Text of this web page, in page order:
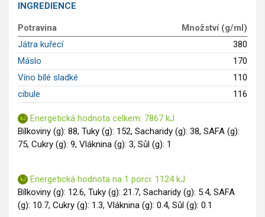
Dětské recepty
GLP-1 recepty
INGREDIENCE
Potravina
Množství (g/ml)
Játra kuřecí
380
Máslo
170
Víno bílé sladké
110
cibule
116
Energetická hodnota celkem: 7867 kJ
Bílkoviny (g): 88, Tuky (g): 152, Sacharidy (g): 38, SAFA (g):
75, Cukry (g): 9, Vláknina (g): 3, Sůl (g): 1
Energetická hodnota na 1 porci: 1124 kJ
Bílkoviny (g): 12.6, Tuky (g): 21.7, Sacharidy (g): 5.4, SAFA
(g): 10.7, Cukry (g): 1.3, Vláknina (g): 0.4, Sůl (g): 0.1